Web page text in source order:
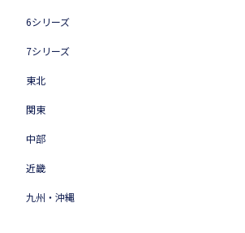
6シリーズ
7シリーズ
東北
関東
中部
近畿
九州・沖縄